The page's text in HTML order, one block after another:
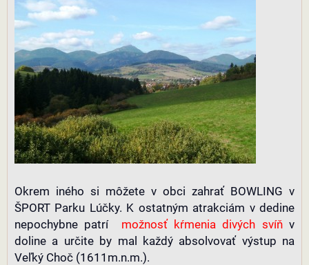
Okrem iného si môžete v obci zahrať BOWLING v
ŠPORT Parku Lúčky. K ostatným atrakciám v dedine
nepochybne patrí
možnosť kŕmenia divých svíňv
doline a určite by mal každý absolvovať výstup na
Veľký Choč (1611m.n.m.).